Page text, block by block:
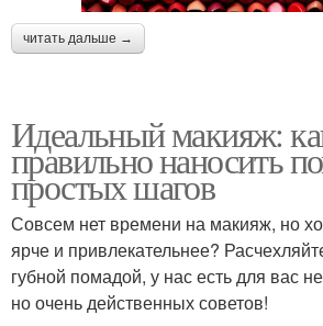
читать дальше →
Идеальный макияж:
правильно наносить
простых шагов
Совсем нет времени на макияж, но
ярче и привлекательнее?
губной помадой, у нас есть для вас
но очень действенных советов!